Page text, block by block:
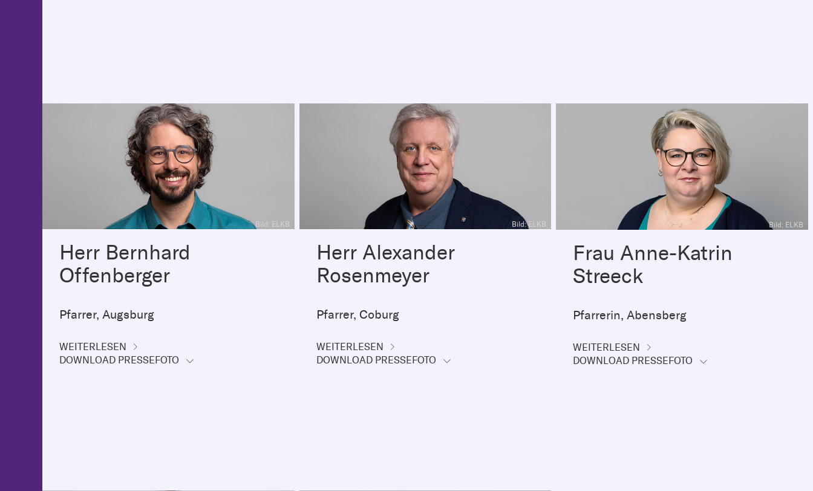
Bild: ELKB
Herr Bernhard
Offenberger
Pfarrer, Augsburg
WEITERLESEN
DOWNLOAD PRESSEFOTO
Bild: ELKB
Herr Alexander
Rosenmeyer
Pfarrer, Coburg
WEITERLESEN
DOWNLOAD PRESSEFOTO
Bild: ELKB
Frau Anne-Katrin
Streeck
Pfarrerin, Abensberg
WEITERLESEN
DOWNLOAD PRESSEFOTO